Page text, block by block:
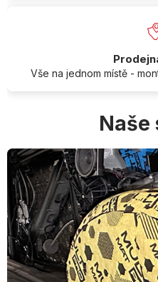
Vše na jednom místě -
Naše